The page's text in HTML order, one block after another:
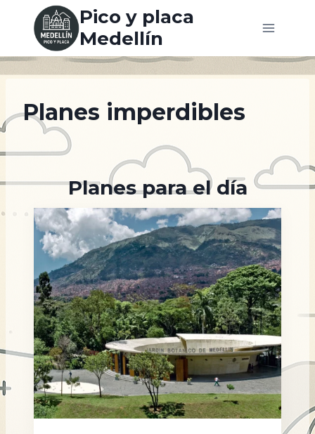
contenido
Pico y placa
Medellín
Planes imperdibles
Planes para el día